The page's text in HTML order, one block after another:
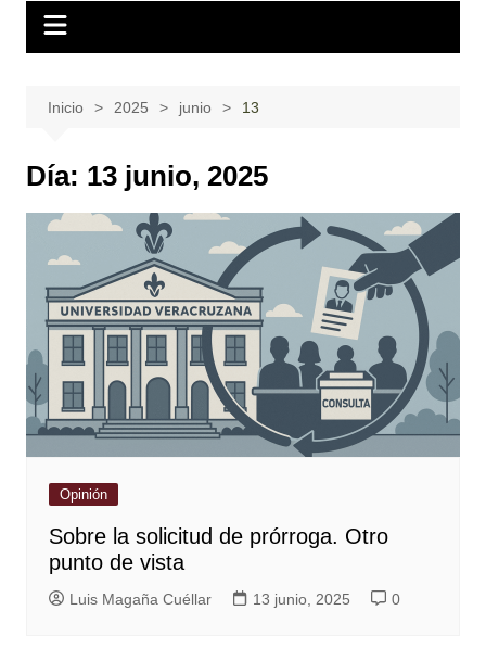
Inicio 2025 junio 13
Día: 13 junio, 2025
Opinión
Sobre la solicitud de prórroga. Otro
punto de vista
Luis Magaña Cuéllar 13 junio, 2025 0